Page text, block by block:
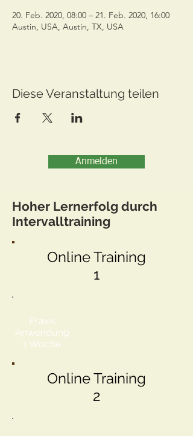
20. Feb. 2020, 08:00 – 21. Feb. 2020, 16:00
Austin, USA, Austin, TX, USA
Diese Veranstaltung teilen
Anmelden
Hoher Lernerfolg durch
Intervalltraining
Online Training
1
Praxis
Anwendung
1 Woche
Online Training
2